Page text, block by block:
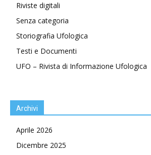
Riviste digitali
Senza categoria
Storiografia Ufologica
Testi e Documenti
UFO – Rivista di Informazione Ufologica
Archivi
Aprile 2026
Dicembre 2025